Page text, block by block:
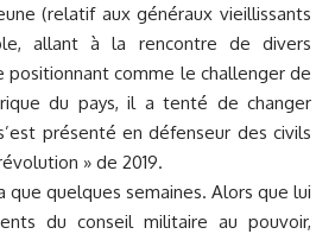
(relatif aux généraux vieillissants
allant à la rencontre de divers
positionnant comme le challenger de
du pays, il a tenté de changer
présenté en défenseur des civils
» de 2019.
quelques semaines. Alors que lui
du conseil militaire au pouvoir,